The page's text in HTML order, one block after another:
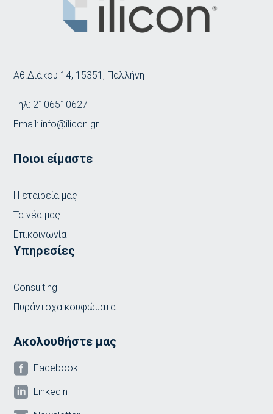
Αθ.Διάκου 14, 15351, Παλλήνη
Τηλ: 2106510627
Email: info@ilicon.gr
Ποιοι είμαστε
Η εταιρεία μας
Τα νέα μας
Επικοινωνία
Υπηρεσίες
Consulting
Πυράντοχα κουφώματα
Ακολουθήστε μας
 Facebook
 Linkedin